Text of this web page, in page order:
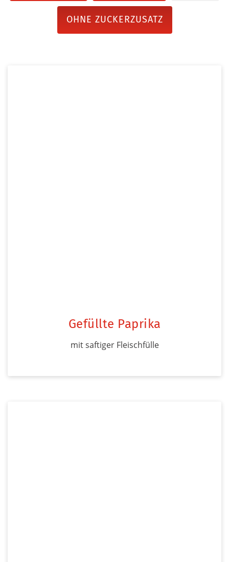
OHNE ZUCKERZUSATZ
Gefüllte Paprika
mit saftiger Fleischfülle